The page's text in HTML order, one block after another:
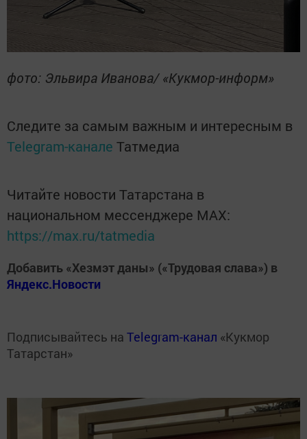
фото: Эльвира Иванова/ «Кукмор-информ»
Следите за самым важным и интересным в
Telegram-канале Татмедиа
Читайте новости Татарстана в
национальном мессенджере MАХ:
https://max.ru/tatmedia
Добавить «Хезмэт даны» («Трудовая слава») в
Яндекс.Новости
Подписывайтесь на Telegram-канал «Кукмор
Татарстан»